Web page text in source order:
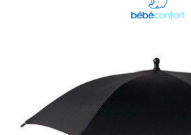
Landouri pentru bebelusi
Saci si invelitoare
Huse ploaie si antiinsecte